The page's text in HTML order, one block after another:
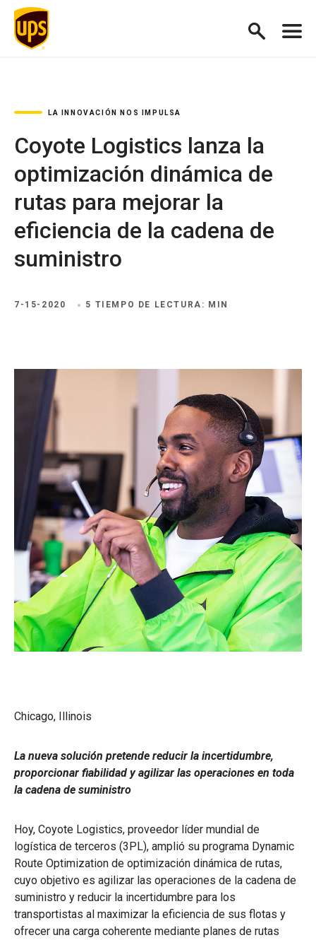
LA INNOVACIÓN NOS IMPULSA
Coyote Logistics lanza la
optimización dinámica de
rutas para mejorar la
eficiencia de la cadena de
suministro
7-15-2020 5 TIEMPO DE LECTURA: MIN
Chicago, Illinois
La nueva solución pretende reducir la incertidumbre,
proporcionar fiabilidad y agilizar las operaciones en toda
la cadena de suministro
Hoy, Coyote Logistics, proveedor líder mundial de
logística de terceros (3PL), amplió su programa Dynamic
Route Optimization de optimización dinámica de rutas,
cuyo objetivo es agilizar las operaciones de la cadena de
suministro y reducir la incertidumbre para los
transportistas al maximizar la eficiencia de sus flotas y
ofrecer una carga coherente mediante planes de rutas